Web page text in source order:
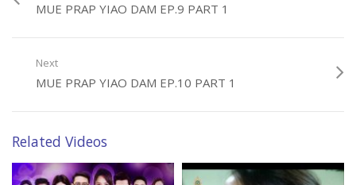
MUE PRAP YIAO DAM EP.9 PART 1
Next
MUE PRAP YIAO DAM EP.10 PART 1
Related Videos